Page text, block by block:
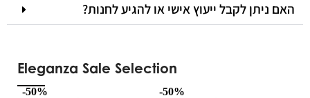
האם ניתן לקבל ייעוץ אישי או להגיע לחנות?
Eleganza Sale Selection
-50% -50%